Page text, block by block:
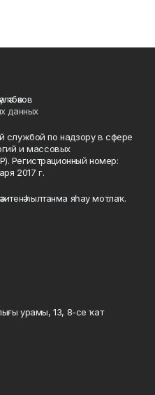
данных
службой по надзору в сфере
и массовых
Регистрационный номер:
2017 г.
һылтанма яһау мотлаҡ.
урамы, 13, 8-се ҡат